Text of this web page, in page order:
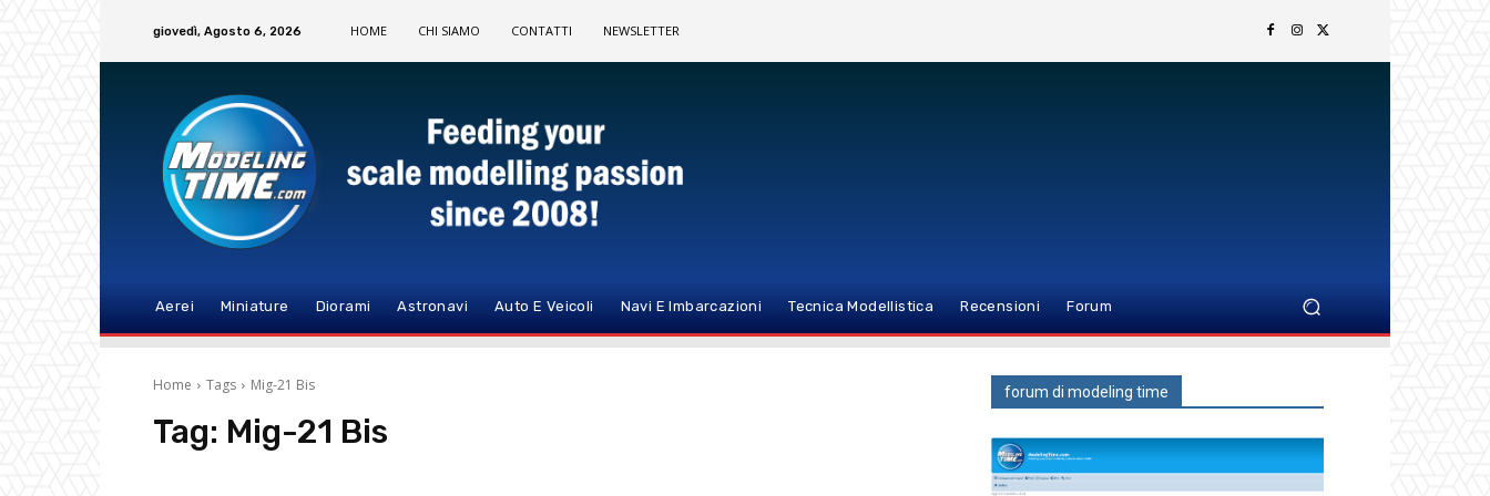
giovedì, Agosto 6, 2026 HOME CHI SIAMO CONTATTI NEWSLETTER
Aerei Miniature Diorami Astronavi Auto E Veicoli Navi E Imbarcazioni Tecnica Modellistica Recensioni Forum
Home Tags Mig-21 Bis
Tag: Mig-21 Bis
forum di modeling time